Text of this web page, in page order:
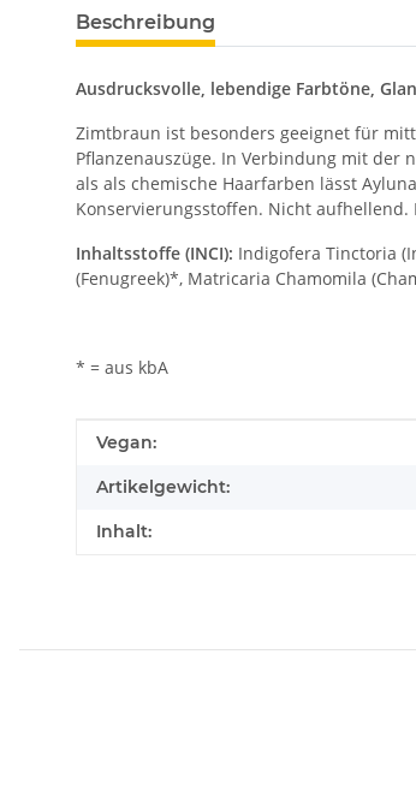
Beschreibung
Ausdrucksvolle, lebendige Farbtöne,
Zimtbraun ist besonders geeignet für
Pflanzenauszüge. In Verbindung mit der
als als chemische Haarfarben lässt
Konservierungsstoffen. Nicht aufhellend.
Inhaltsstoffe (INCI): Indigofera Tinctoria
(Fenugreek)*, Matricaria Chamomila
* = aus kbA
Produkteigenschaft
Wert
Vegan:
Artikelgewicht:
Inhalt: